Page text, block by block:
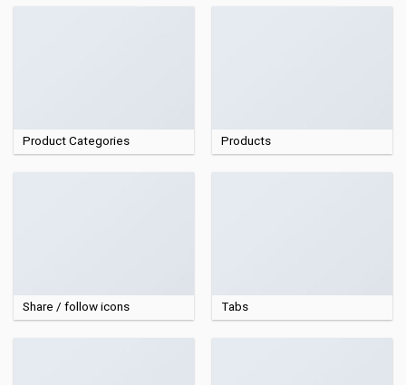
Product Categories Products
Share / follow icons Tabs